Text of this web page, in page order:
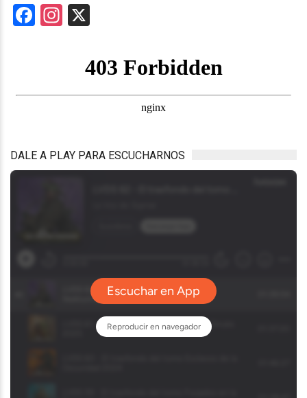
Facebook
Instagram
DALE A PLAY PARA ESCUCHARNOS